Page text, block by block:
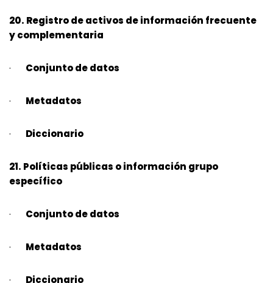
20. Registro de activos de información frecuente
y complementaria
· Conjunto de datos
· Metadatos
· Diccionario
21. Políticas públicas o información grupo
específico
· Conjunto de datos
· Metadatos
· Diccionario